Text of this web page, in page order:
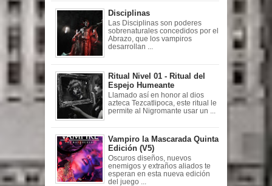
Disciplinas
Las Disciplinas son poderes
sobrenaturales concedidos por el
Abrazo, que los vampiros
desarrollan ...
Ritual Nivel 01 - Ritual del
Espejo Humeante
Llamado así en honor al dios
azteca Tezcatlipoca, este ritual le
permite al Nigromante usar un ...
Vampiro la Mascarada Quinta
Edición (V5)
Oscuros diseños, nuevos
enemigos y extraños aliados te
esperan en esta nueva edición
del juego ...